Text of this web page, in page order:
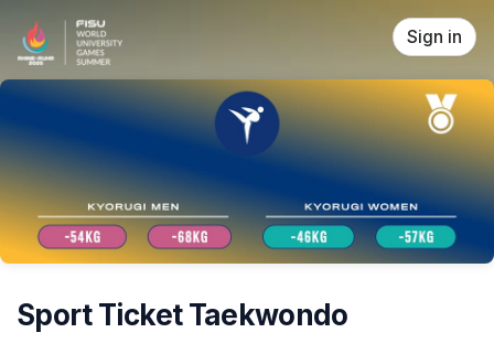
Sign in
Sport Ticket Taekwondo